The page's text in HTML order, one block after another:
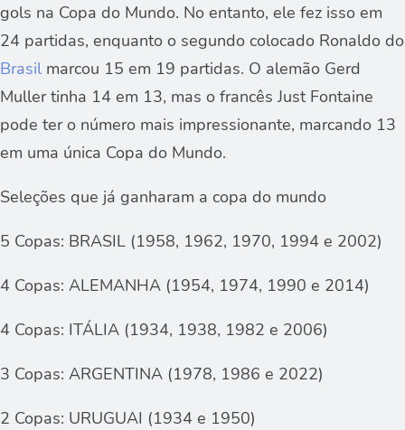
gols na Copa do Mundo. No entanto, ele fez isso em
24 partidas, enquanto o segundo colocado Ronaldo do
Brasil marcou 15 em 19 partidas. O alemão Gerd
Muller tinha 14 em 13, mas o francês Just Fontaine
pode ter o número mais impressionante, marcando 13
em uma única Copa do Mundo.
Seleções que já ganharam a copa do mundo
5 Copas: BRASIL (1958, 1962, 1970, 1994 e 2002)
4 Copas: ALEMANHA (1954, 1974, 1990 e 2014)
4 Copas: ITÁLIA (1934, 1938, 1982 e 2006)
3 Copas: ARGENTINA (1978, 1986 e 2022)
2 Copas: URUGUAI (1934 e 1950)